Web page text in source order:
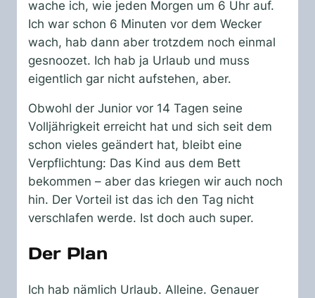
wache ich, wie jeden Morgen um 6 Uhr auf.
Ich war schon 6 Minuten vor dem Wecker
wach, hab dann aber trotzdem noch einmal
gesnoozet. Ich hab ja Urlaub und muss
eigentlich gar nicht aufstehen, aber.
Obwohl der Junior vor 14 Tagen seine
Volljährigkeit erreicht hat und sich seit dem
schon vieles geändert hat, bleibt eine
Verpflichtung: Das Kind aus dem Bett
bekommen – aber das kriegen wir auch noch
hin. Der Vorteil ist das ich den Tag nicht
verschlafen werde. Ist doch auch super.
Der Plan
Ich hab nämlich Urlaub. Alleine. Genauer